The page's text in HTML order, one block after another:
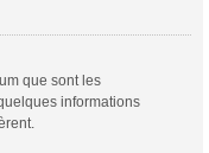
que sont les
informations